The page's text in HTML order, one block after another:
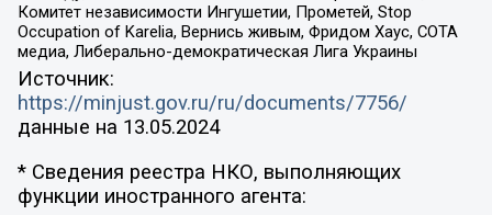
Комитет независимости Ингушетии, Прометей, Stop
Occupation of Karelia, Вернись живым, Фридом Хаус, СОТА
медиа, Либерально-демократическая Лига Украины
Источник:
https://minjust.gov.ru/ru/documents/7756/
данные на 13.05.2024
* Сведения реестра НКО, выполняющих
функции иностранного агента: